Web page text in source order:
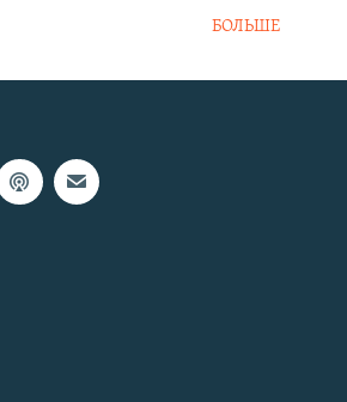
БОЛЬШЕ